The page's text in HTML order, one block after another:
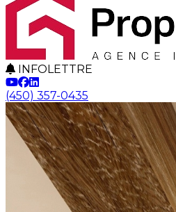
INFOLETTRE
(450) 357-0435